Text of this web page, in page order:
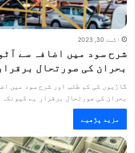
اگست 30, 2023
شرح سود میں اضافہ سے
بحران کی صورتحال برقرار
گاڑیوں کی کم طلب اور شرح سود میں
بحران کی صورتحال برقرار ہے
مزید پڑھیے